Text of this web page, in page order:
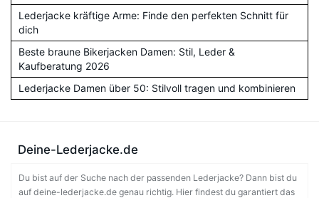
Lederjacke kräftige Arme: Finde den perfekten Schnitt für
dich
Beste braune Bikerjacken Damen: Stil, Leder &
Kaufberatung 2026
Lederjacke Damen über 50: Stilvoll tragen und kombinieren
Deine-Lederjacke.de
Du bist auf der Suche nach der passenden Lederjacke? Dann bist du
auf deine-lederjacke.de genau richtig. Hier findest du garantiert das